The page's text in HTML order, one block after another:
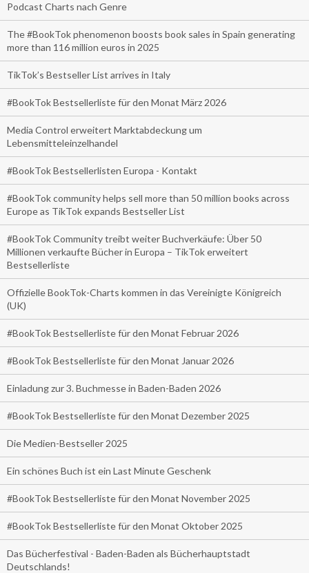
Podcast Charts nach Genre
The #BookTok phenomenon boosts book sales in Spain generating
more than 116 million euros in 2025
TikTok’s Bestseller List arrives in Italy
#BookTok Bestsellerliste für den Monat März 2026
Media Control erweitert Marktabdeckung um
Lebensmitteleinzelhandel
#BookTok Bestsellerlisten Europa - Kontakt
#BookTok community helps sell more than 50 million books across
Europe as TikTok expands Bestseller List
#BookTok Community treibt weiter Buchverkäufe: Über 50
Millionen verkaufte Bücher in Europa – TikTok erweitert
Bestsellerliste
Offizielle BookTok-Charts kommen in das Vereinigte Königreich
(UK)
#BookTok Bestsellerliste für den Monat Februar 2026
#BookTok Bestsellerliste für den Monat Januar 2026
Einladung zur 3. Buchmesse in Baden-Baden 2026
#BookTok Bestsellerliste für den Monat Dezember 2025
Die Medien-Bestseller 2025
Ein schönes Buch ist ein Last Minute Geschenk
#BookTok Bestsellerliste für den Monat November 2025
#BookTok Bestsellerliste für den Monat Oktober 2025
Das Bücherfestival - Baden-Baden als Bücherhauptstadt
Deutschlands!